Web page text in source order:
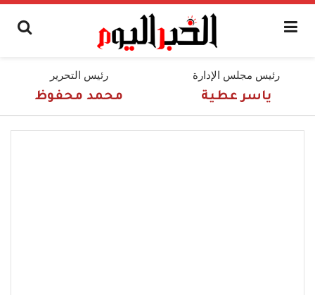
رئيس مجلس الإدارة
ياسر عطية
رئيس التحرير
محمد محفوظ